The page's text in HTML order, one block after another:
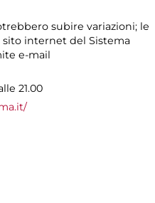
subire variazioni; le
internet del Sistema
e-mail
21.00